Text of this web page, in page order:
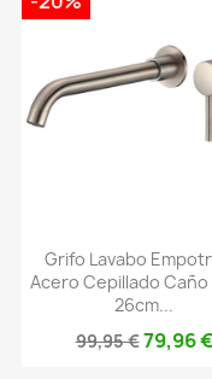
Grifo Lavabo
Acero Cepillado Caño
26cm...
99,95 €79,96 €